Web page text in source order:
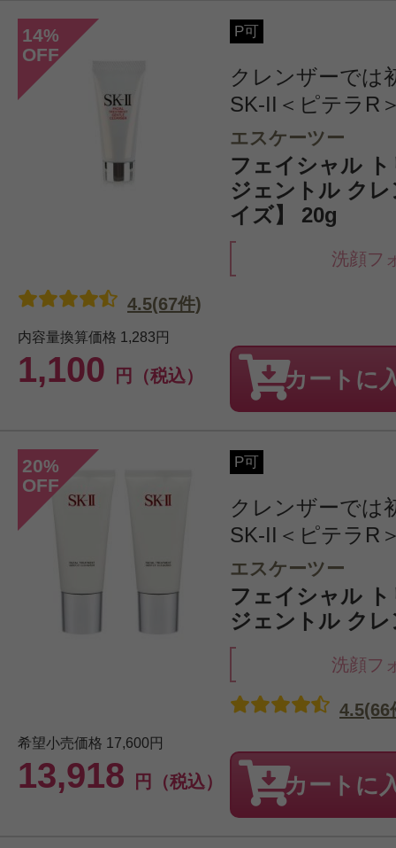
14%
OFF
P可
クレンザーでは
SK-II＜ピテラR
エスケーツー
フェイシャル
ジェントル ク
イズ】 20g
洗顔フ
内容量換算価格 1,283円
1,100 円（税込）
4.5(67件)
カートに
20%
OFF
P可
クレンザーでは
SK-II＜ピテラR
エスケーツー
フェイシャル
ジェントル ク
洗顔フ
希望小売価格 17,600円
13,918 円（税込）
4.5(66
カートに